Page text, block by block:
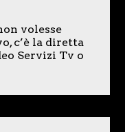
volesse
c’è la diretta
Servizi Tv o